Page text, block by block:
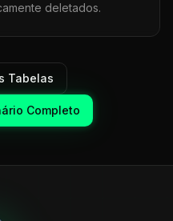
deletados.
Tabelas
Completo